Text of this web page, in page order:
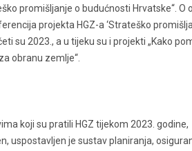
promišljanje o budućnosti Hrvatske“.
projekta HGZ-a ‘Strateško
su 2023., a u tijeku su i projekti „Kako
obranu zemlje“.
koji su pratili HGZ tijekom 2023.
uspostavljen je sustav planiranja,